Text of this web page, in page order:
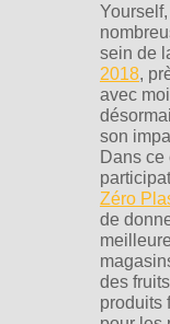
sein de
2018,
avec
son
Dans ce
Zéro
de
des
produits